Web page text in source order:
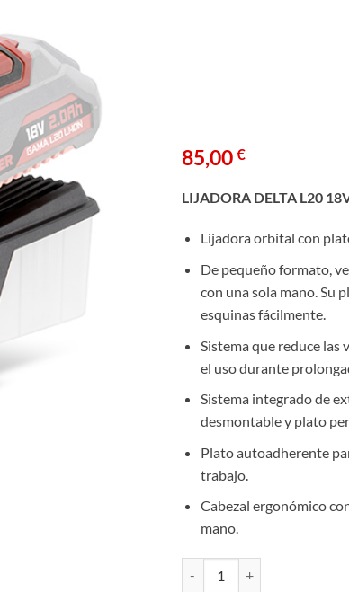
85,00€
LIJADORA DELTA L20
Lijadora orbital con
De pequeño formato,
con una sola mano. Su
esquinas fácilmente.
Sistema que reduce las
el uso durante
Sistema integrado de
desmontable y plato
Plato autoadherente
trabajo.
Cabezal ergonómico
mano.